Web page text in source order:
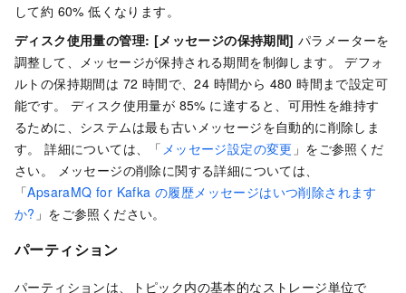
して約 60% 低くなります。
ディスク使用量の管理: [メッセージの保持期間] パラメーターを
調整して、メッセージが保持される期間を制御します。 デフォ
ルトの保持期間は 72 時間で、24 時間から 480 時間まで設定可
能です。 ディスク使用量が 85% に達すると、可用性を維持す
るために、システムは最も古いメッセージを自動的に削除しま
す。 詳細については、「 メッセージ設定の変更 」をご参照くだ
さい。 メッセージの削除に関する詳細については、
「ApsaraMQ for Kafka の履歴メッセージはいつ削除されます
か? 」をご参照ください。
パーティション
パーティションは、トピック内の基本的なストレージ単位で